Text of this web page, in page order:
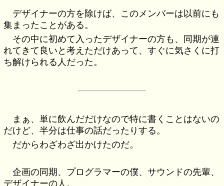
デザイナーの方を除けば、このメンバーは以前にも
集まったことがある。
その中に初めて入ったデザイナーの方も、同期が連
れてきて良いと考えただけあって、すぐに気さくに打
ち解けられる人だった。
まぁ、単に飲んだだけなので特に書くことはないの
だけど、半分は仕事の話だったりする。
だからわざわざ出かけたのだ。
企画の同期、プログラマーの僕、サウンドの先輩、
デザイナーの人。